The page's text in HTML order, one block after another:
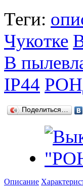
Теги:
Чукотке
В
IP44
Поделиться…
Описание